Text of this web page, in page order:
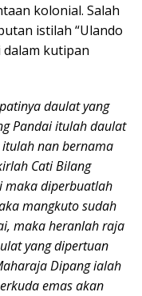
kolonial. Salah
istilah “Ulando
dalam kutipan
daulat yang
Pandai itulah daulat
nan bernama
Cati Bilang
maka diperbuatlah
mangkuto sudah
maka heranlah raja
yang dipertuan
Dipang ialah
emas akan